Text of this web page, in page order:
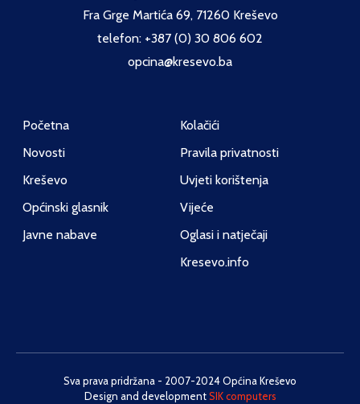
Fra Grge Martića 69, 71260 Kreševo
telefon: +387 (0) 30 806 602
opcina@kresevo.ba
Početna
Novosti
Kreševo
Općinski glasnik
Javne nabave
Kolačići
Pravila privatnosti
Uvjeti korištenja
Vijeće
Oglasi i natječaji
Kresevo.info
Sva prava pridržana - 2007-2024 Općina Kreševo
Design and developmentSIK computers